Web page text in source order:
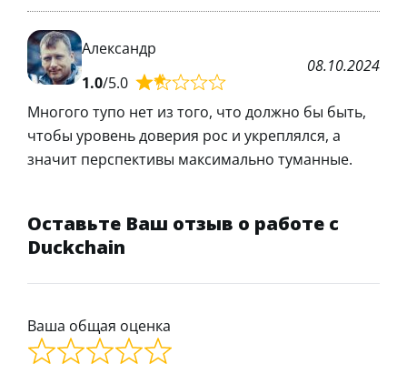
Александр
1.0/5.0
08.10.2024
Многого тупо нет из того, что должно бы быть,
чтобы уровень доверия рос и укреплялся, а
значит перспективы максимально туманные.
Оставьте Ваш отзыв о работе с
Duckchain
Ваша общая оценка